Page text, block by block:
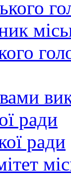
ради
ради